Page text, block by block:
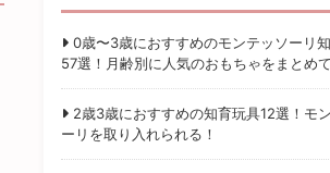
0歳〜3歳におすすめのモンテッソーリ
57選！月齢別に人気のおもちゃをまとめ
2歳3歳におすすめの知育玩具12選！モ
ーリを取り入れられる！